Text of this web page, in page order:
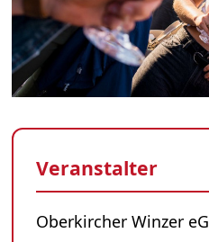
Veranstalter
Oberkircher Winzer eG